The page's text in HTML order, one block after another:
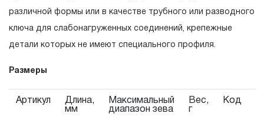
различной формы или в качестве трубного или разводного
ключа для слабонагруженных соединений, крепежные
детали которых не имеют специального профиля.
Размеры
Артикул
Длина,
мм
Максимальный
диапазон зева
Вес,
г
Код
2.1 На инструмент, имеющий в своей конструкции